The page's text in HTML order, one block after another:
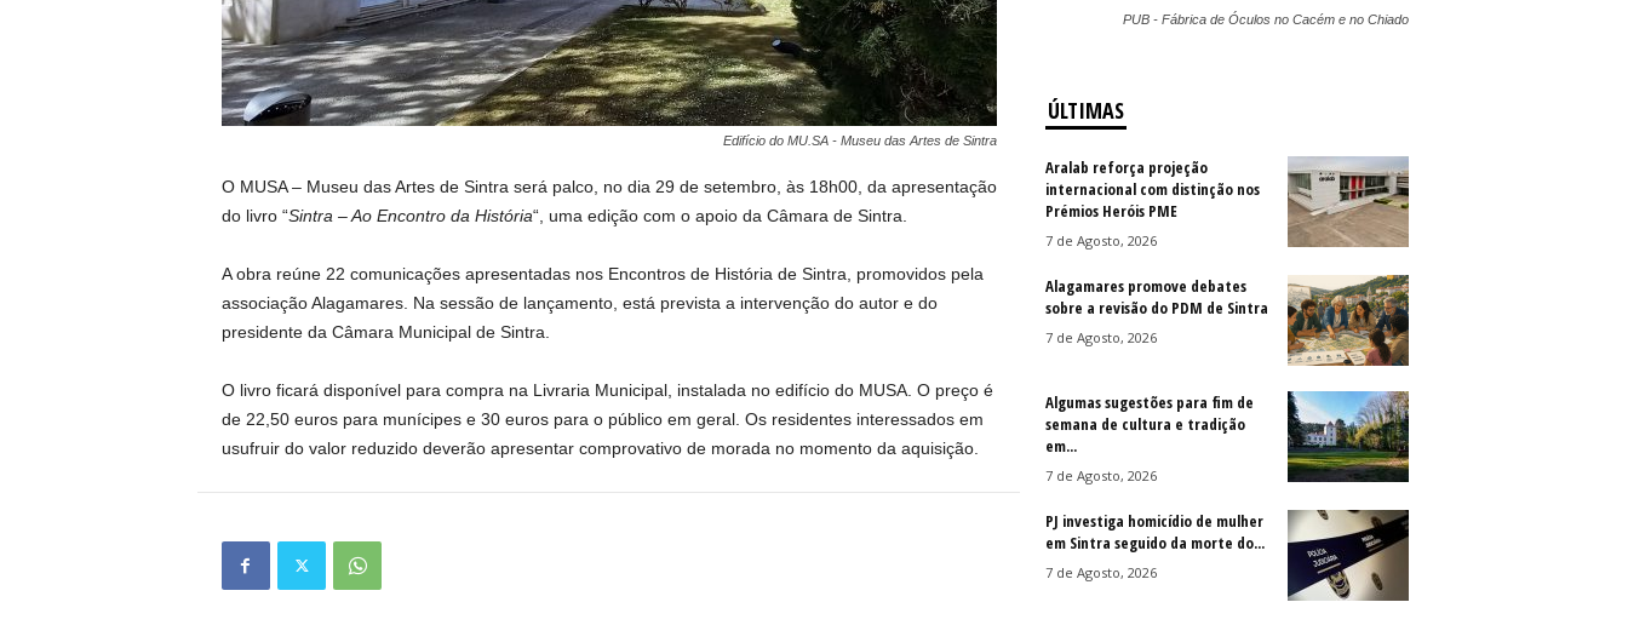
Edifício do MU.SA - Museu das Artes de Sintra
O MUSA – Museu das Artes de Sintra será palco, no dia 29 de setembro, às 18h00, da apresentação
do livro “Sintra – Ao Encontro da História“, uma edição com o apoio da Câmara de Sintra.
A obra reúne 22 comunicações apresentadas nos Encontros de História de Sintra, promovidos pela
associação Alagamares. Na sessão de lançamento, está prevista a intervenção do autor e do
presidente da Câmara Municipal de Sintra.
O livro ficará disponível para compra na Livraria Municipal, instalada no edifício do MUSA. O preço é
de 22,50 euros para munícipes e 30 euros para o público em geral. Os residentes interessados em
usufruir do valor reduzido deverão apresentar comprovativo de morada no momento da aquisição.
PUB - Fábrica de Óculos no Cacém e no Chiado
ÚLTIMAS
Aralab reforça projeção
internacional com distinção nos
Prémios Heróis PME
7 de Agosto, 2026
Alagamares promove debates
sobre a revisão do PDM de Sintra
7 de Agosto, 2026
Algumas sugestões para fim de
semana de cultura e tradição
em...
7 de Agosto, 2026
PJ investiga homicídio de mulher
em Sintra seguido da morte do...
7 de Agosto, 2026